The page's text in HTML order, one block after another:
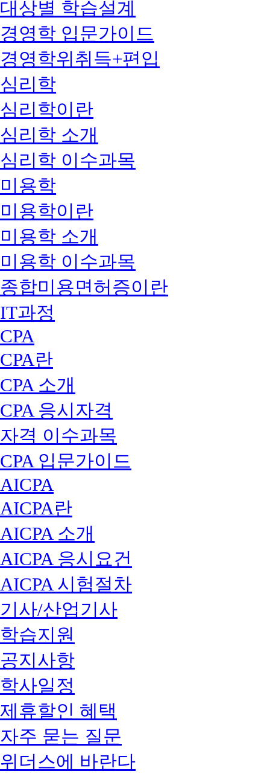
대상별 학습설계
경영학 입문가이드
경영학위취득+편입
심리학
심리학이란
심리학 소개
심리학 이수과목
미용학
미용학이란
미용학 소개
미용학 이수과목
종합미용면허증이란
IT과정
CPA
CPA란
CPA 소개
CPA 응시자격
자격 이수과목
CPA 입문가이드
AICPA
AICPA란
AICPA 소개
AICPA 응시요건
AICPA 시험절차
기사/산업기사
학습지원
공지사항
학사일정
제휴할인 혜택
자주 묻는 질문
위더스에 바란다